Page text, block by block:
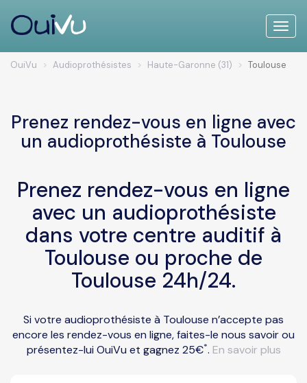
Toggle
OuiVu Audioprothésistes Haute-Garonne (31) Toulouse
Prenez rendez-vous en ligne avec
un audioprothésiste à Toulouse
Prenez rendez-vous en ligne
avec un audioprothésiste
dans votre centre auditif à
Toulouse ou proche de
Toulouse 24h/24.
Si votre audioprothésiste à Toulouse n’accepte pas
encore les rendez-vous en ligne, faites-le nous savoir ou
présentez-lui OuiVu et gagnez 25€*. En savoir plus